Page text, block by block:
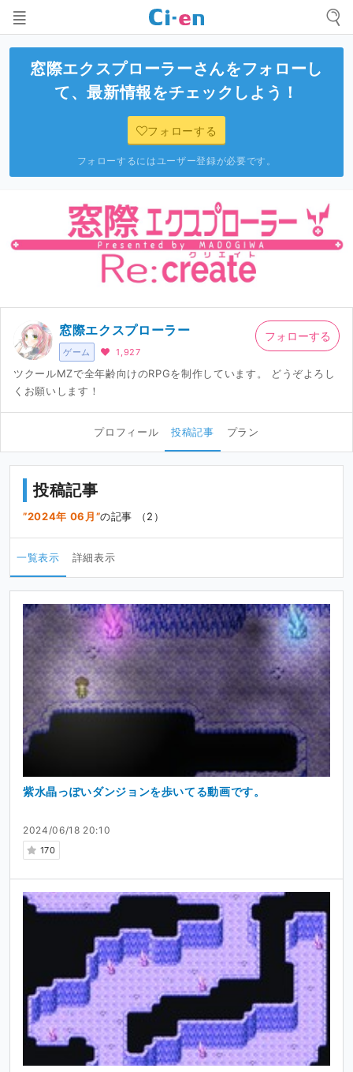
窓際エクスプローラーさんをフォローし
て、最新情報をチェックしよう！
フォローする
フォローするにはユーザー登録が必要です。
ゲーム
窓際エクスプローラー
1,927
ツクールMZで全年齢向けのRPGを制作しています。 どうぞよろし
くお願いします！
フォローする
プロフィール 投稿記事 プラン
投稿記事
2024年 06月 の記事 （2）
一覧表示 詳細表示
2024/06/18 20:10
170
紫水晶っぽいダンジョンを歩いてる動画です。